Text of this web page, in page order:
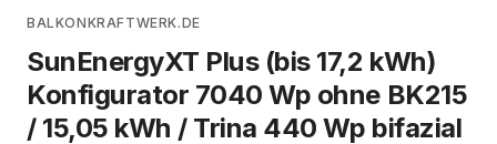
BALKONKRAFTWERK.DE
SunEnergyXT Plus (bis 17,2 kWh)
Konfigurator 7040 Wp ohne BK215
/ 15,05 kWh / Trina 440 Wp bifazial